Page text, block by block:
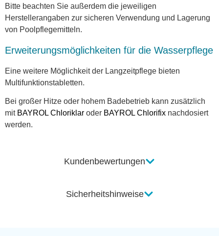
Kundenbewertungen
Sicherheitshinweise
Bitte beachten Sie außerdem die jeweiligen
Herstellerangaben zur sicheren Verwendung und Lagerung
von Poolpflegemitteln.
Erweiterungsmöglichkeiten für die Wasserpflege
Eine weitere Möglichkeit der Langzeitpflege bieten
Multifunktionstabletten.
Bei großer Hitze oder hohem Badebetrieb kann zusätzlich
mit BAYROL Chloriklar oder BAYROL Chlorifix nachdosiert
werden.